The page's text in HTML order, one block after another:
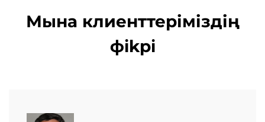
Мына клиенттеріміздің
фikрi